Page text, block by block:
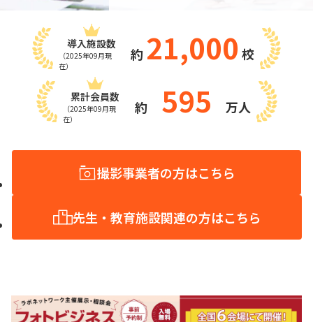
導入施設数
（2025年09月現
在）
約 21,000 校
累計会員数
（2025年09月現
在）
約 595 万人
先生・教育施設関連の方はこちら
撮影事業者の方はこちら